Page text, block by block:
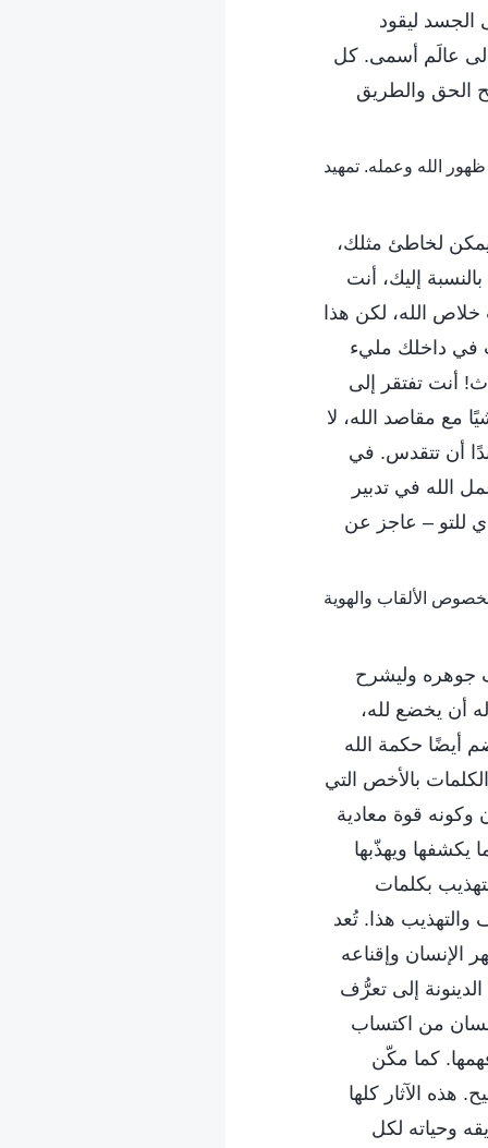
الجسد ليقود
إلى عالَم أسمى. كل
الحق والطريق
لخاطئ مثلك،
إليك، أنت
الله، لكن هذا
في داخلك مليء
أنت تفتقر إلى
مع مقاصد الله، لا
أن تتقدس. في
الله في تدبير
للتو – عاجز عن
جوهره وليشرح
أن يخضع لله،
أيضًا حكمة الله
بالأخص التي
قوة معادية
يكشفها ويهذّبها
بكلمات
والتهذيب هذا. تُعد
الإنسان وإقناعه
إلى تعرُّف
من اكتساب
كما مكّن
الآثار كلها
وحياته لكل